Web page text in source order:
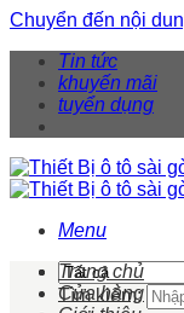
Chuyển đến nội
Tin tức
khuyến mãi
tuyển dụng
Menu
Tìm kiếm:
Trang chủ
Cửa hàng